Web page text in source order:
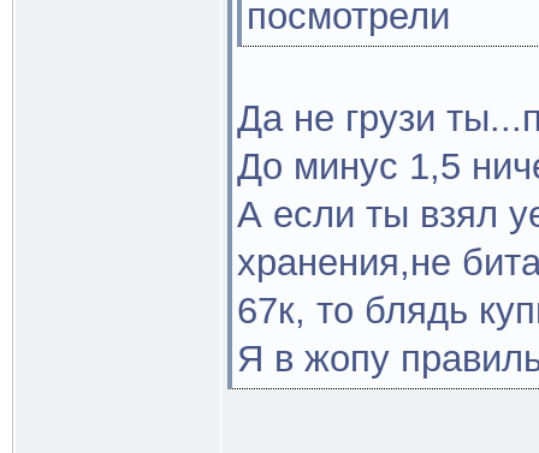
посмотрели
Да не грузи
До минус 1,5
А если ты взял
хранения,не
67к, то блядь
Я в жопу